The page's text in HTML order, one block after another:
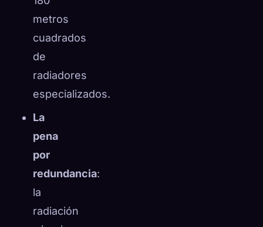
metros
cuadrados
de
radiadores
especializados.
La
pena
por
redundancia:
la
radiación